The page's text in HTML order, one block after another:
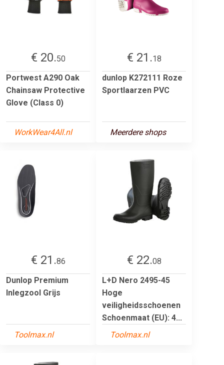
€ 20.50
Portwest A290 Oak
Chainsaw Protective
Glove (Class 0)
WorkWear4All.nl
€ 21.18
dunlop K272111 Roze
Sportlaarzen PVC
Meerdere shops
€ 21.86
Dunlop Premium
Inlegzool Grijs
Toolmax.nl
€ 22.08
L+D Nero 2495-45
Hoge
veiligheidsschoenen
Schoenmaat (EU): 4...
Toolmax.nl